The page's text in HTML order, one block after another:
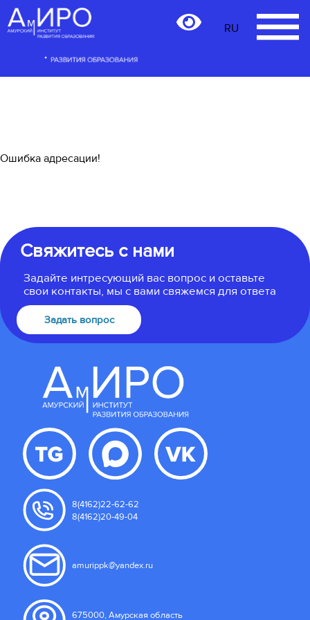
RU
Ошибка адресации!
Свяжитесь с нами
Задайте интресующий вас вопрос и оставьте
свои контакты, мы с вами свяжемся для ответа
Задать вопрос
8(4162)22-62-62
8(4162)20-49-04
amurippk@yandex.ru
675000, Амурская область